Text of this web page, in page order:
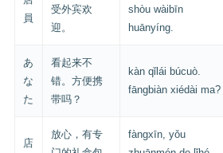
員
受外宾欢
迎。
shòu wàibīn
huānyíng.
あ
な
た
看起来不
错。方便携
带吗？
kàn qǐlái búcuò.
fāngbiàn xiédài ma?
店
放心，有专
fàngxīn, yǒu